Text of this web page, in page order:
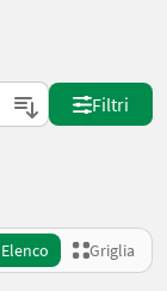
Filtri
Elenco Griglia